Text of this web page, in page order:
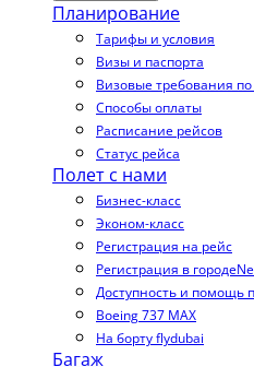
Планирование
Тарифы и условия
Визы и паспорта
Визовые требования
Способы оплаты
Расписание рейсов
Статус рейса
Полет с нами
Бизнес-класс
Эконом-класс
Регистрация на рейс
Регистрация в городе
Доступность и помощь
Boeing 737 MAX
На борту flydubai
Багаж